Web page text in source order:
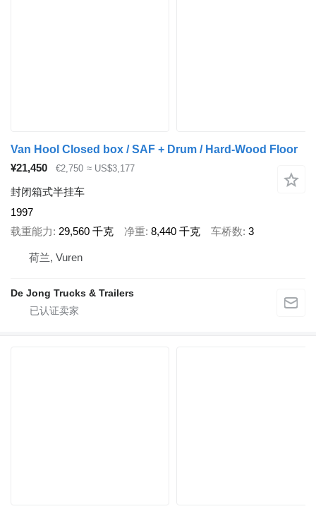
Van Hool Closed box / SAF + Drum / Hard-Wood Floor
¥21,450
€2,750 ≈ US$3,177
封闭箱式半挂车
1997
载重能力
29,560 千克 净重 8,440 千克 车桥数 3
荷兰, Vuren
De Jong Trucks & Trailers